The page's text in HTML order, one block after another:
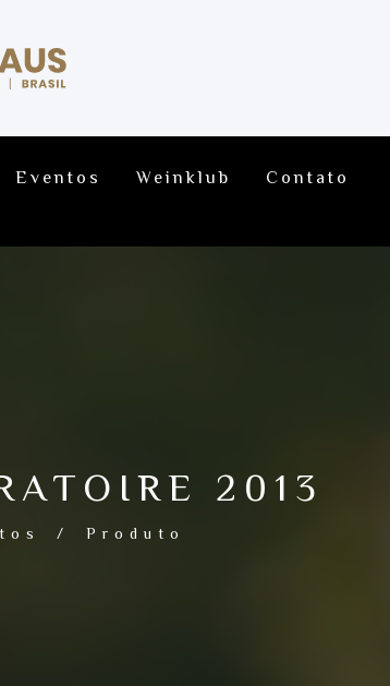
Eventos Weinklub Contato
2013
/ Produto